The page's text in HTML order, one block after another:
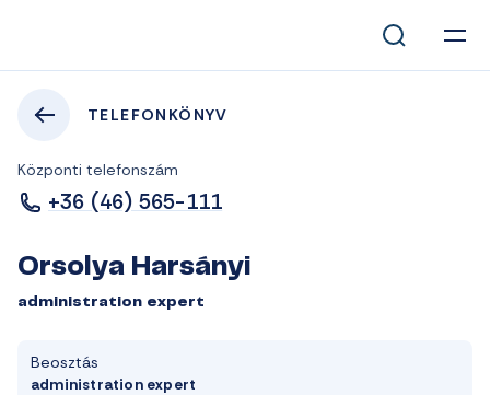
TELEFONKÖNYV
Központi telefonszám
+36 (46) 565-111
Orsolya Harsányi
administration expert
Beosztás
administration expert